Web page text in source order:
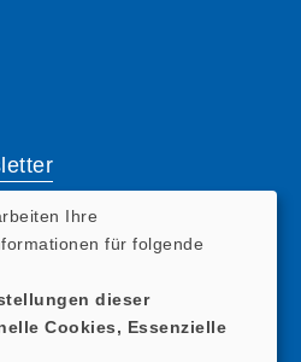
Ihre
für folgende
dieser
Cookies, Essenzielle